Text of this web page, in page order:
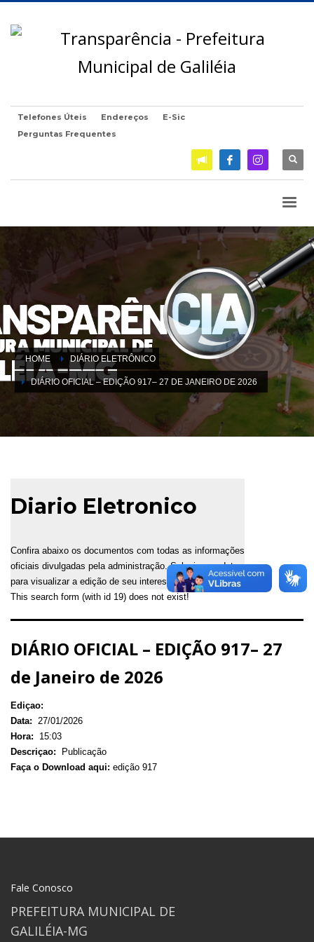
Telefones Úteis Endereços
E-Sic
Perguntas Frequentes
HOME DIÁRIO ELETRÔNICO
DIÁRIO OFICIAL – EDIÇÃO 917– 27 DE JANEIRO DE 2026
Diario Eletronico
Confira abaixo os documentos com todas as informações
oficiais divulgadas pela administração. Selecione a data
para visualizar a edição de seu interesse.
This search form (with id 19) does not exist!
DIÁRIO OFICIAL – EDIÇÃO 917– 27
de Janeiro de 2026
Ediçao:
Data:
27/01/2026
Hora:
15:03
Descriçao:
Publicação
Faça o Download aqui: edição 917
Fale Conosco
PREFEITURA MUNICIPAL DE
GALILÉIA-MG